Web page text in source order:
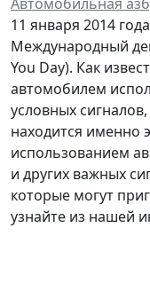
11 января 2014
Международный
You Day). Как
автомобилем
условных
находится именно
использованием
и других важных
которые могут
узнайте из нашей